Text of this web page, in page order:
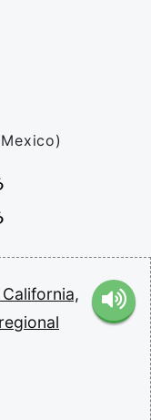
California,
regional